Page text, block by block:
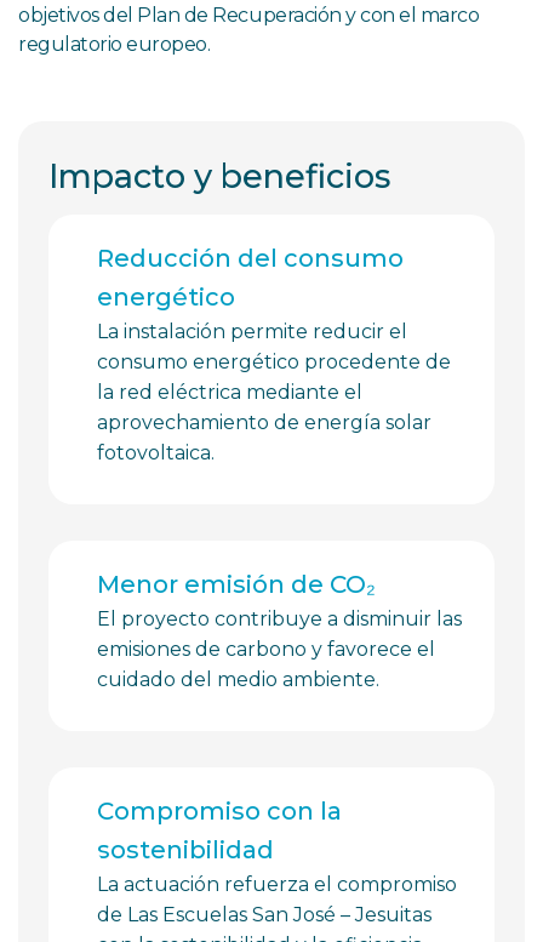
objetivos del Plan de Recuperación y con el marco
regulatorio europeo.
Impacto y beneficios
Reducción del consumo
energético
La instalación permite reducir el
consumo energético procedente de
la red eléctrica mediante el
aprovechamiento de energía solar
fotovoltaica.
Menor emisión de CO₂
El proyecto contribuye a disminuir las
emisiones de carbono y favorece el
cuidado del medio ambiente.
Compromiso con la
sostenibilidad
La actuación refuerza el compromiso
de Las Escuelas San José – Jesuitas